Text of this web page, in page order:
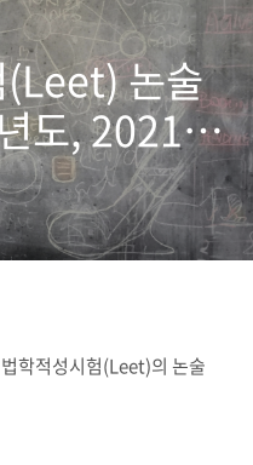
논술
도, 2021년
년도,
학적성시험(Leet)의 논술